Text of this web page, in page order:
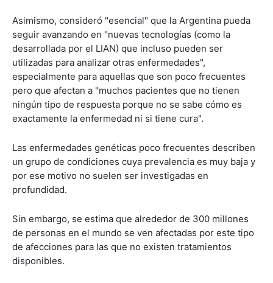
Asimismo, consideró "esencial" que la Argentina pueda
seguir avanzando en "nuevas tecnologías (como la
desarrollada por el LIAN) que incluso pueden ser
utilizadas para analizar otras enfermedades",
especialmente para aquellas que son poco frecuentes
pero que afectan a "muchos pacientes que no tienen
ningún tipo de respuesta porque no se sabe cómo es
exactamente la enfermedad ni si tiene cura".
Las enfermedades genéticas poco frecuentes describen
un grupo de condiciones cuya prevalencia es muy baja y
por ese motivo no suelen ser investigadas en
profundidad.
Sin embargo, se estima que alrededor de 300 millones
de personas en el mundo se ven afectadas por este tipo
de afecciones para las que no existen tratamientos
disponibles.